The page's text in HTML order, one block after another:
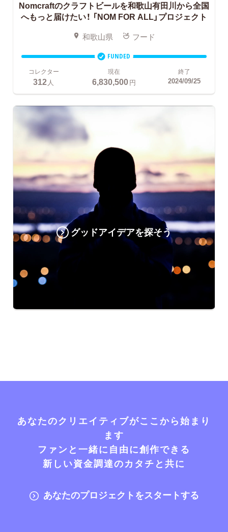
Nomcraftのクラフトビールを和歌山有田川から全国
へもっと届けたい！ 「NOM FOR ALL」プロジェクト
和歌山県 フード
FUNDED
コレクター
312 人
現在
6,830,500円
終了
2024/09/25
グッドアイデアを探そう
あなたのクリエイティブがここから始まり
ます
ファンと一緒に自由に創作できる
新しい資金調達のカタチと共に
あなたのプロジェクトをスタートする